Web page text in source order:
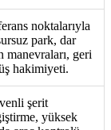
noktalarıyla
park, dar
manevraları, geri
hakimiyeti.
şerit
yüksek